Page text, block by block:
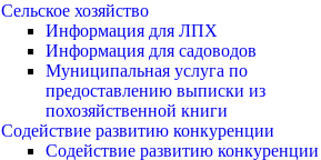
Сельское хозяйство
Информация для ЛПХ
Информация для садоводов
Муниципальная услуга по
предоставлению выписки из
похозяйственной книги
Содействие развитию конкуренции
Содействие развитию конкуренции